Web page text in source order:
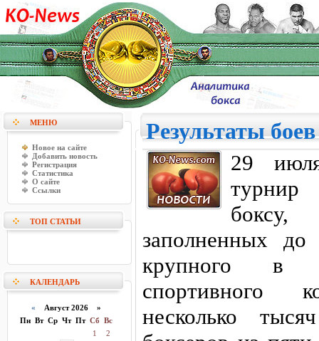
МЕНЮ
Новое на сайте
Добавить новость
Регистрация
Статистика
О сайте
Ссылки
ТОП СТАТЬИ
КАЛЕНДАРЬ
« Август 2026 »
Пн Вт Ср Чт Пт Сб Вс
1
2
Результаты
29
турнир
боксу,
заполненных до
крупного в
спортивного
несколько